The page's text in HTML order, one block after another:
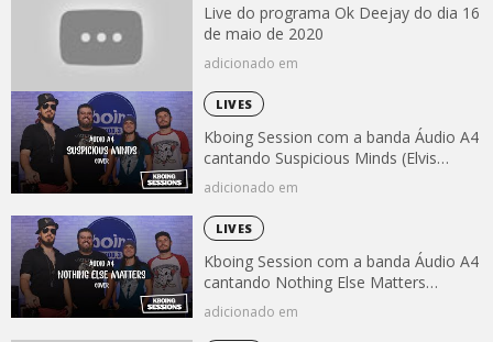
Live do programa Ok Deejay do dia 16
de maio de 2020
adicionado em
LIVES
Kboing Session com a banda Áudio A4
cantando Suspicious Minds (Elvis
Presley)
adicionado em
LIVES
Kboing Session com a banda Áudio A4
cantando Nothing Else Matters
(Metallica)
adicionado em